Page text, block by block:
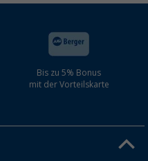
Bis zu 5% Bonus
mit der Vorteilskarte